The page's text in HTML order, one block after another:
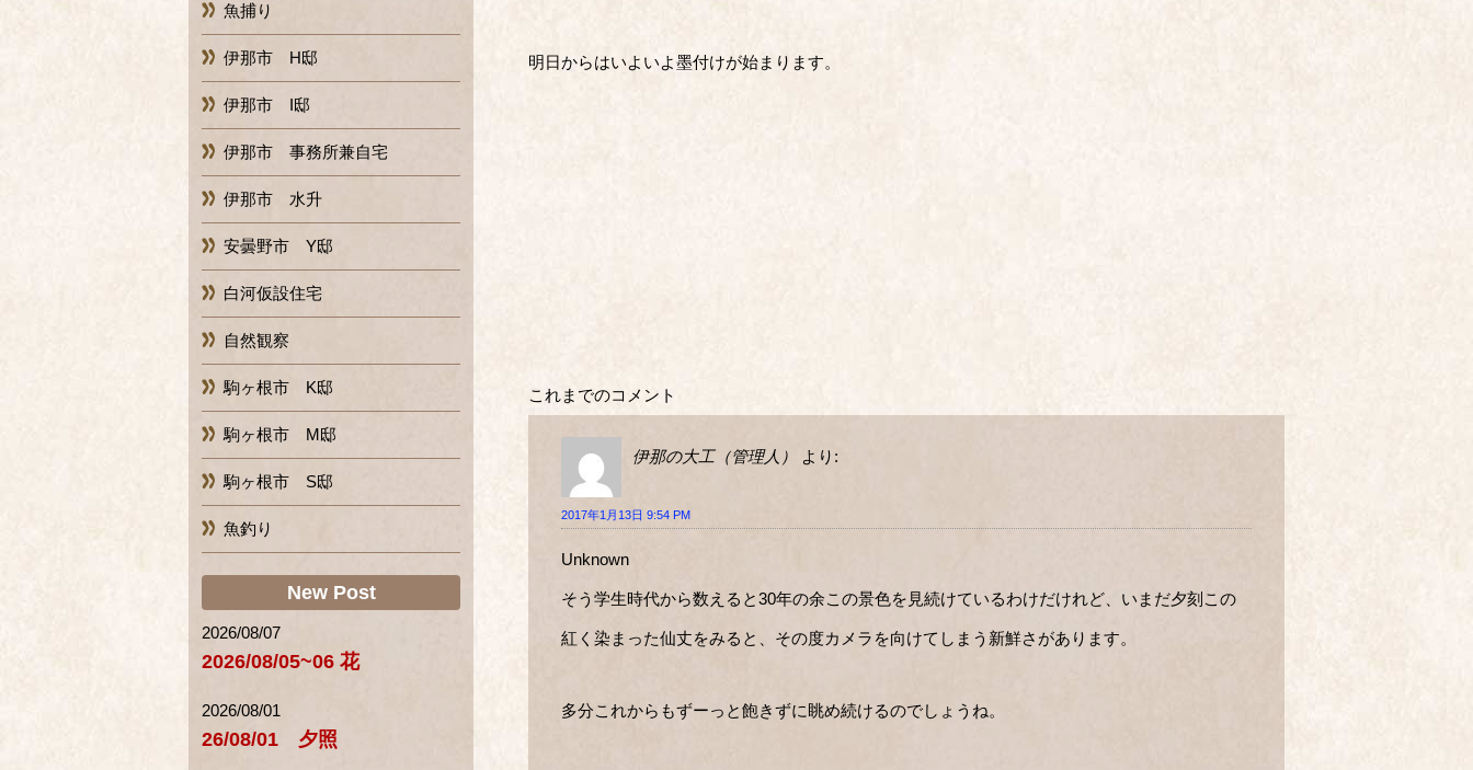
明日からはいよいよ墨付けが始まります。
これまでのコメント
伊那の大工（管理人） より:
2017年1月13日 9:54 PM
Unknown
そう学生時代から数えると30年の余この景色を見続けているわけだけれど、いまだ夕刻この
紅く染まった仙丈をみると、その度カメラを向けてしまう新鮮さがあります。
多分これからもずーっと飽きずに眺め続けるのでしょうね。
魚捕り
伊那市 H邸
伊那市 I邸
伊那市 事務所兼自宅
伊那市 水升
安曇野市 Y邸
白河仮設住宅
自然観察
駒ヶ根市 K邸
駒ヶ根市 M邸
駒ヶ根市 S邸
魚釣り
New Post
2026/08/07
2026/08/05~06 花
2026/08/01
26/08/01 夕照